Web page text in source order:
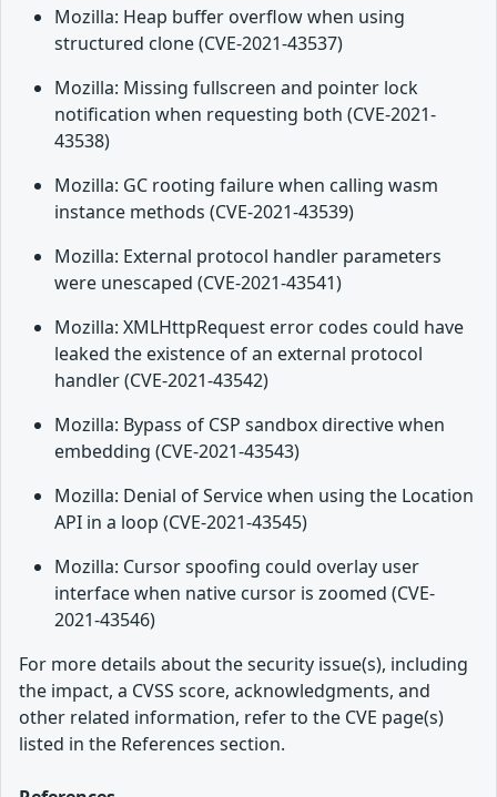
Mozilla: Heap buffer overflow when using
structured clone (CVE-2021-43537)
Mozilla: Missing fullscreen and pointer lock
notification when requesting both (CVE-2021-
43538)
Mozilla: GC rooting failure when calling wasm
instance methods (CVE-2021-43539)
Mozilla: External protocol handler parameters
were unescaped (CVE-2021-43541)
Mozilla: XMLHttpRequest error codes could have
leaked the existence of an external protocol
handler (CVE-2021-43542)
Mozilla: Bypass of CSP sandbox directive when
embedding (CVE-2021-43543)
Mozilla: Denial of Service when using the Location
API in a loop (CVE-2021-43545)
Mozilla: Cursor spoofing could overlay user
interface when native cursor is zoomed (CVE-
2021-43546)
For more details about the security issue(s), including
the impact, a CVSS score, acknowledgments, and
other related information, refer to the CVE page(s)
listed in the References section.